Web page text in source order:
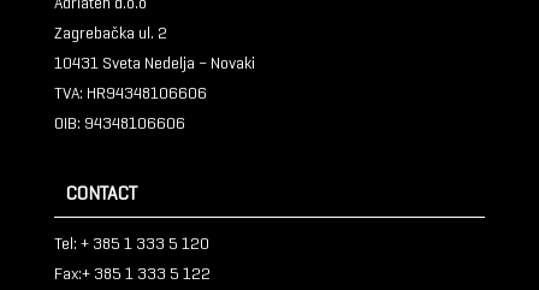
Adriateh d.o.o
Zagrebačka ul. 2
10431 Sveta Nedelja – Novaki
TVA: HR94348106606
OIB: 94348106606
CONTACT
Tel: + 385 1 333 5 120
Fax:+ 385 1 333 5 122